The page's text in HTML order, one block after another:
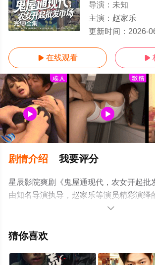
完结/全集
导演： 未知
主演： 赵家乐
更新时间： 2026-
 在线观看 
剧情介绍 我要评分
星辰影院爽剧《鬼屋通现代，农女开起批
由知名导演执导，赵家乐等演员精彩演绎
大结局剧情已揭晓（完结），手机免费观
看，更多剧情信息可移步至豆瓣电视剧、

猜你喜欢